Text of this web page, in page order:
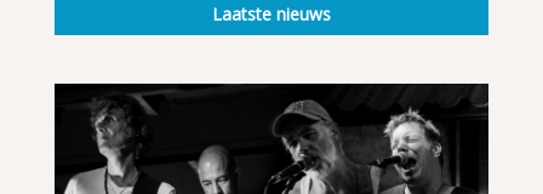
Laatste nieuws